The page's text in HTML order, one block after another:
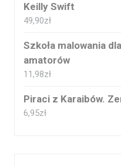
Keilly Swift
49,90zł
Szkoła malowania
amatorów
11,98zł
Piraci z Karaibów.
6,95zł